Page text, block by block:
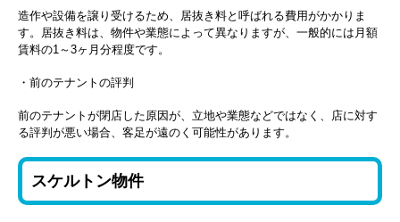
造作や設備を譲り受けるため、居抜き料と呼ばれる費用がかかりま
す。居抜き料は、物件や業態によって異なりますが、一般的には月額
賃料の1～3ヶ月分程度です。
・前のテナントの評判
前のテナントが閉店した原因が、立地や業態などではなく、店に対す
る評判が悪い場合、客足が遠のく可能性があります。
スケルトン物件